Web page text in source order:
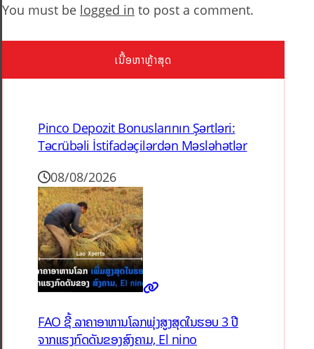
You must be logged in to post a comment.
ເນື້ອຫາຫຼ້າສຸດ
Pinco Depozit Bonuslarının Şərtləri:
Təcrübəli İstifadəçilərdən Məsləhətlər
08/08/2026
FAO ຊີ້ ລາຄາອາຫານໂລກພຸ່ງສູງສຸດໃນຮອບ 3 ປີ
ຈາກແຮງກົດດັນຂອງສົງຄາມ, El nino